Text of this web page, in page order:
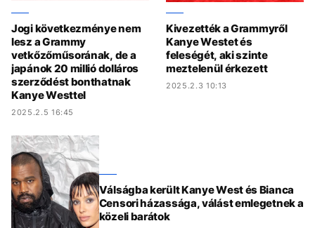
Jogi következménye nem
lesz a Grammy
vetkőzőműsorának, de a
japánok 20 millió dolláros
szerződést bonthatnak
Kanye Westtel
2025.2.5 16:45
Kivezették a Grammyről
Kanye Westet és
feleségét, aki szinte
meztelenül érkezett
2025.2.3 10:13
Válságba került Kanye West és Bianca
Censori házassága, válást emlegetnek a
közeli barátok